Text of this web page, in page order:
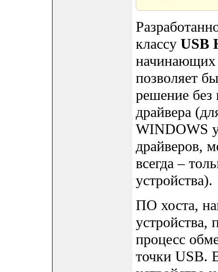
классу USB
начинающих
позволяет
решение без
драйвера
WINDOWS
драйверов,
всегда –
устройства).
ПО хоста,
устройства,
процесс
точки USB.